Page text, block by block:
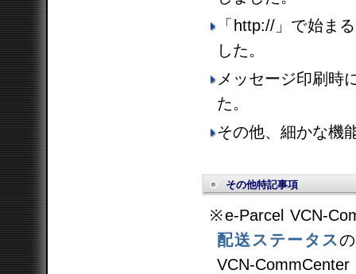
「http://」で始ま
した。
メッセージ印刷時
た。
その他、細かな機
その他特記事項
※e-Parcel VCN-
配送ステータス
VCN-